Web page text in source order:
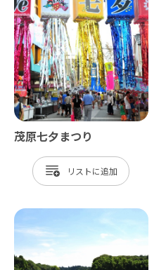
茂原七夕まつり
リスト